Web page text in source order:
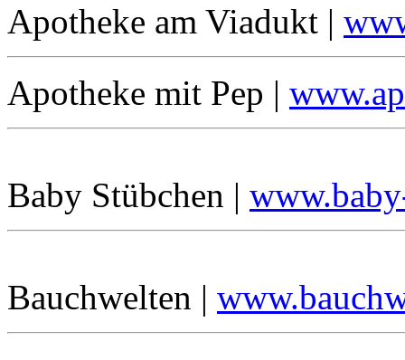
Apotheke am Viadukt |
Apotheke mit Pep |
Baby Stübchen |
Bauchwelten |